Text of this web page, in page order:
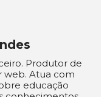
Produtor de
web. Atua com
educação